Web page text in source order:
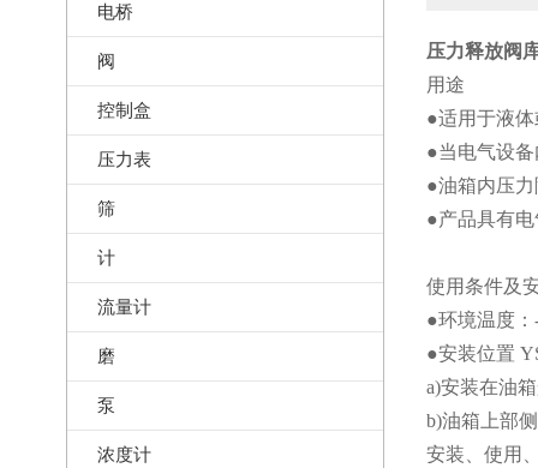
电桥
阀
控制盒
压力表
筛
计
流量计
磨
泵
浓度计
压力释放阀
用途
●适用于液
●当电气设
●油箱内压
●产品具有
使用条件及
●环境温度
●安装位置
a)安装在油
b)油箱上部
安装、使用